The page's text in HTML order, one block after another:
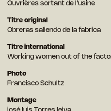
Ouvrières sortant de l’usine
Titre original
Obreras saliendo de la fabrica
Titre international
Working women out of the
Photo
Francisco Schultz
Montage